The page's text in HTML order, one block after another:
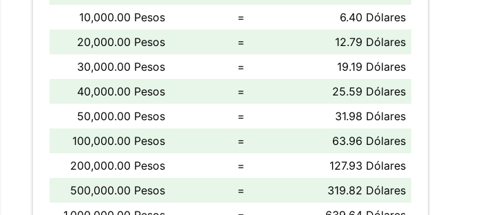
10,000.00 Pesos
=
6.40 Dólares
20,000.00 Pesos
=
12.79 Dólares
30,000.00 Pesos
=
19.19 Dólares
40,000.00 Pesos
=
25.59 Dólares
50,000.00 Pesos
=
31.98 Dólares
100,000.00 Pesos
=
63.96 Dólares
200,000.00 Pesos
=
127.93 Dólares
500,000.00 Pesos
=
319.82 Dólares